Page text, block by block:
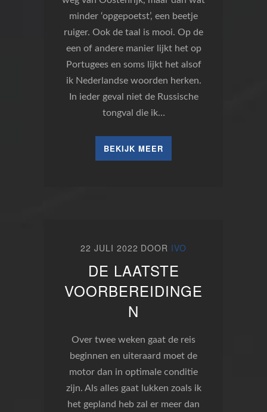
minder ‘opgepoetst’, een beetje
ruiger. Ook de taal is mooi. Op de
een of andere manier lijkt het op
Portugees en soms lijkt het alsof
ik Nederlandse woorden herken.
In ieder geval niet de Russische
tongval die ik…
BEKIJK MEER
22 JULI 2022 DOOR IVO
DE LAATSTE
VOORBEREIDINGE
N
Over twee weken gaat de reis
beginnen en uiteraard moet de
motor dan in optimale conditie
zijn. Als alles gaat lukken zoals ik
het gepland heb zal er meer dan